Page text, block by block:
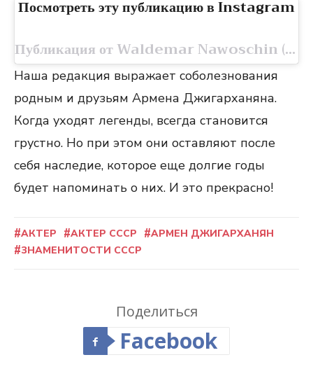
Посмотреть эту публикацию в Instagram
Публикация от Waldemar Nawoschin (@inazor13rus)
Наша редакция выражает соболезнования
родным и друзьям Армена Джигарханяна.
Когда уходят легенды, всегда становится
грустно. Но при этом они оставляют после
себя наследие, которое еще долгие годы
будет напоминать о них. И это прекрасно!
АКТЕР АКТЕР СССР
АРМЕН ДЖИГАРХАНЯН
ЗНАМЕНИТОСТИ СССР
Поделиться
Facebook